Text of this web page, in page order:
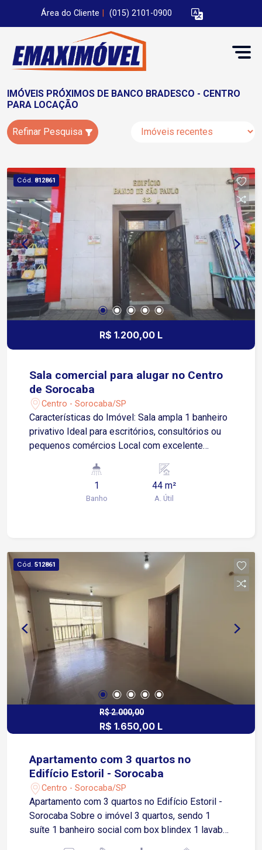
Área do Cliente (015) 2101-0900
IMÓVEIS PRÓXIMOS DE BANCO BRADESCO - CENTRO
PARA LOCAÇÃO
Refinar Pesquisa
Cód. 812861
R$ 1.200,00 L
Sala comercial para alugar no Centro
de Sorocaba
Centro - Sorocaba/SP
Características do Imóvel: Sala ampla 1 banheiro
privativo Ideal para escritórios, consultórios ou
pequenos comércios Local com excelente
do Centro de Sorocaba Fácil acesso às avenidas
São Paulo, Dom Aguirre e Afonso Vergueiro
Região com grande fluxo de pessoas e
1
Banho
44 m²
A. Útil
Cód. 512861
R$ 2.000,00
R$ 1.650,00 L
Apartamento com 3 quartos no
Edifício Estoril - Sorocaba
Centro - Sorocaba/SP
Apartamento com 3 quartos no Edifício Estoril -
Sorocaba Sobre o imóvel 3 quartos, sendo 1
suíte 1 banheiro social com box blindex 1 lavabo